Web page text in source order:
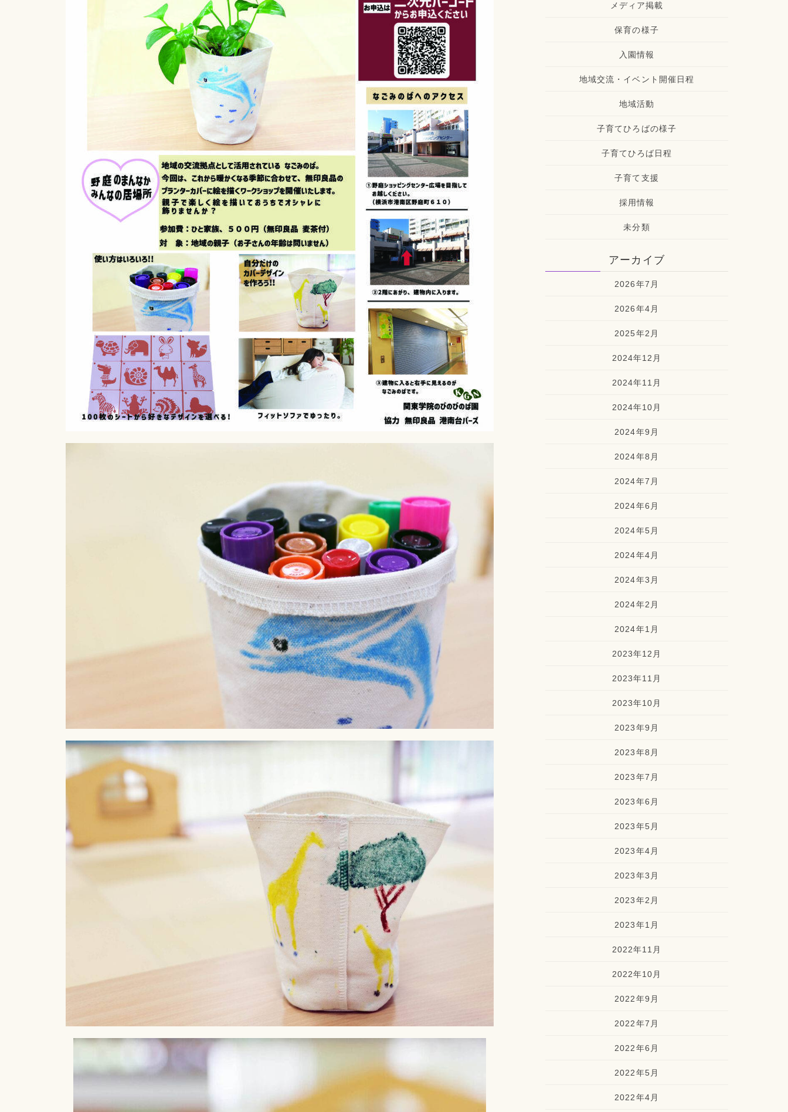
メディア掲載
保育の様子
入園情報
地域交流・イベント開催日程
地域活動
子育てひろばの様子
子育てひろば日程
子育て支援
採用情報
未分類
アーカイブ
2026年7月
2026年4月
2025年2月
2024年12月
2024年11月
2024年10月
2024年9月
2024年8月
2024年7月
2024年6月
2024年5月
2024年4月
2024年3月
2024年2月
2024年1月
2023年12月
2023年11月
2023年10月
2023年9月
2023年8月
2023年7月
2023年6月
2023年5月
2023年4月
2023年3月
2023年2月
2023年1月
2022年11月
2022年10月
2022年9月
2022年7月
2022年6月
2022年5月
2022年4月